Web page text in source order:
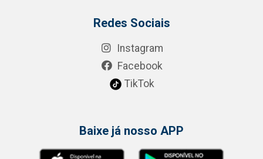
Redes Sociais
Instagram
Facebook
TikTok
Baixe já nosso APP